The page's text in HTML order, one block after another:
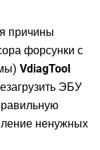
причины
форсунки с
VdiagTool
ЭБУ
ненужных